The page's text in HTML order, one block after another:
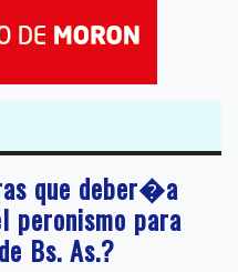
que deber�a
peronismo para
Bs. As.?